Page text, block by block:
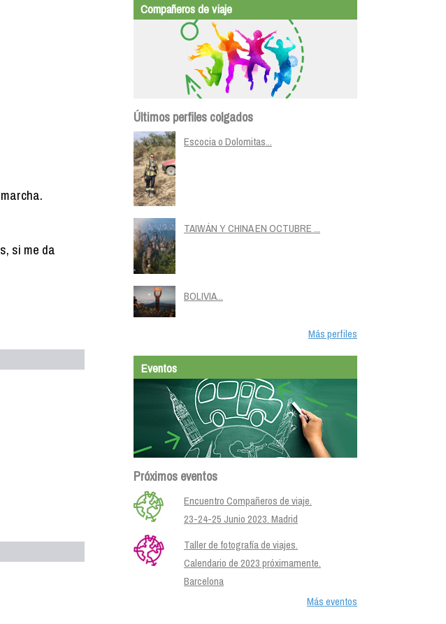
si me da
Compañeros de viaje
Últimos perfiles colgados
Escocia o Dolomitas...
TAIWÁN Y CHINA EN OCTUBRE ...
BOLIVIA...
Más perfiles
Eventos
Próximos eventos
Encuentro Compañeros de viaje.
23-24-25 Junio 2023. Madrid
Taller de fotografía de viajes.
Calendario de 2023 próximamente.
Barcelona
Más eventos